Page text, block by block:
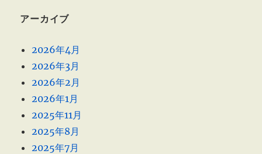
アーカイブ
2026年4月
2026年3月
2026年2月
2026年1月
2025年11月
2025年8月
2025年7月